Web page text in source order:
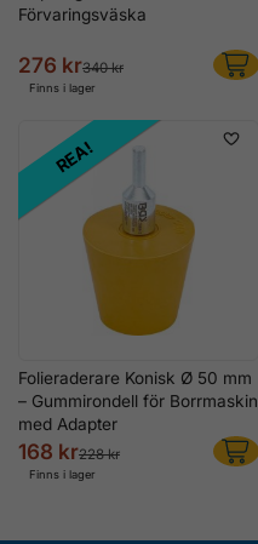
Förvaringsväska
276 kr340 kr
Finns i lager
REA!
Folieraderare Konisk Ø 50 mm
– Gummirondell för Borrmaskin
med Adapter
168 kr228 kr
Finns i lager